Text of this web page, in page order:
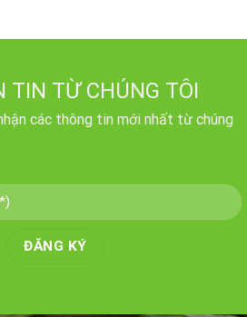
TIN TỪ CHÚNG TÔI
các thông tin mới nhất từ chúng